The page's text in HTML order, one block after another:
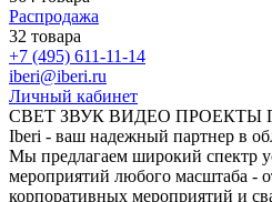
Распродажа
32 товара
+7 (495) 611-11-14
iberi@iberi.ru
Личный кабинет
СВЕТ ЗВУК ВИДЕО ПРОЕКТЫ
Iberi - ваш надежный партнер в
Мы предлагаем широкий спектр
мероприятий любого масштаба -
корпоративных мероприятий и